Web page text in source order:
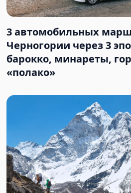
3 автомобильных
Черногории через 3
барокко, минареты,
«полако»